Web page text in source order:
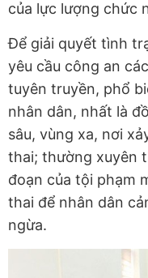
của lực lượng chức
Để giải quyết tình
yêu cầu công an
tuyên truyền, phổ
nhân dân, nhất là
sâu, vùng xa, nơi
thai; thường xuyên
đoạn của tội phạm
thai để nhân dân
ngừa.